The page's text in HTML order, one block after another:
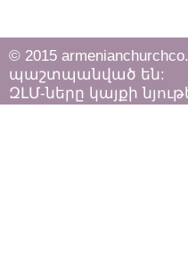
© 2015
պաշտպանված են:
ԶԼՄ-ները կայքի